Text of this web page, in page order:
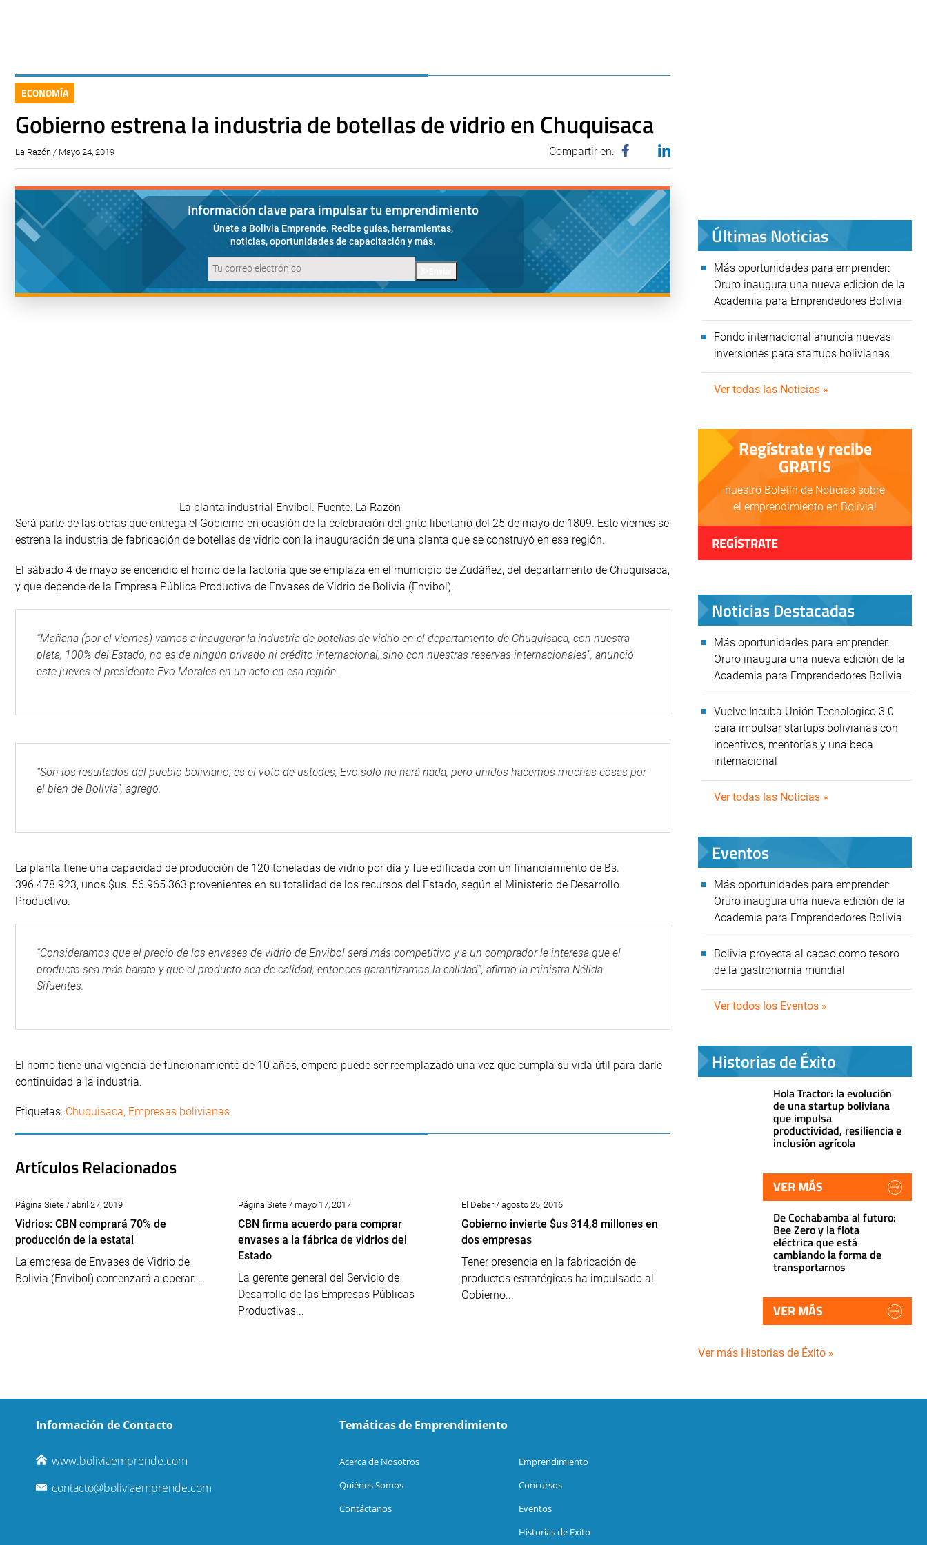
ECONOMÍA
Gobierno estrena la industria de botellas de vidrio en Chuquisaca
La Razón / Mayo 24, 2019 Compartir en:
Información clave para impulsar tu emprendimiento
Únete a Bolivia Emprende. Recibe guías, herramientas,
noticias, oportunidades de capacitación y más.
La planta industrial Envibol. Fuente: La Razón
Será parte de las obras que entrega el Gobierno en ocasión de la celebración del grito libertario del 25 de mayo de 1809. Este viernes se
estrena la industria de fabricación de botellas de vidrio con la inauguración de una planta que se construyó en esa región.
El sábado 4 de mayo se encendió el horno de la factoría que se emplaza en el municipio de Zudáñez, del departamento de Chuquisaca,
y que depende de la Empresa Pública Productiva de Envases de Vidrio de Bolivia (Envibol).
“Mañana (por el viernes) vamos a inaugurar la industria de botellas de vidrio en el departamento de Chuquisaca, con nuestra
plata, 100% del Estado, no es de ningún privado ni crédito internacional, sino con nuestras reservas internacionales”, anunció
este jueves el presidente Evo Morales en un acto en esa región.
“Son los resultados del pueblo boliviano, es el voto de ustedes, Evo solo no hará nada, pero unidos hacemos muchas cosas por
el bien de Bolivia”, agregó.
La planta tiene una capacidad de producción de 120 toneladas de vidrio por día y fue edificada con un financiamiento de Bs.
396.478.923, unos $us. 56.965.363 provenientes en su totalidad de los recursos del Estado, según el Ministerio de Desarrollo
Productivo.
“Consideramos que el precio de los envases de vidrio de Envibol será más competitivo y a un comprador le interesa que el
producto sea más barato y que el producto sea de calidad, entonces garantizamos la calidad”, afirmó la ministra Nélida
Sifuentes.
El horno tiene una vigencia de funcionamiento de 10 años, empero puede ser reemplazado una vez que cumpla su vida útil para darle
continuidad a la industria.
Etiquetas: Chuquisaca, Empresas bolivianas
Artículos Relacionados
Página Siete / abril 27, 2019
Vidrios: CBN comprará 70% de
producción de la estatal
La empresa de Envases de Vidrio de
Bolivia (Envibol) comenzará a operar...
Página Siete / mayo 17, 2017
CBN firma acuerdo para comprar
envases a la fábrica de vidrios del
Estado
La gerente general del Servicio de
Desarrollo de las Empresas Públicas
Productivas...
El Deber / agosto 25, 2016
Gobierno invierte $us 314,8 millones en
dos empresas
Tener presencia en la fabricación de
productos estratégicos ha impulsado al
Gobierno...
Últimas Noticias
Más oportunidades para emprender:
Oruro inaugura una nueva edición de la
Academia para Emprendedores Bolivia
Fondo internacional anuncia nuevas
inversiones para startups bolivianas
Ver todas las Noticias »
Regístrate y recibe
GRATIS
nuestro Boletín de Noticias sobre
el emprendimiento en Bolivia!
REGÍSTRATE
Noticias Destacadas
Más oportunidades para emprender:
Oruro inaugura una nueva edición de la
Academia para Emprendedores Bolivia
Vuelve Incuba Unión Tecnológico 3.0
para impulsar startups bolivianas con
incentivos, mentorías y una beca
internacional
Ver todas las Noticias »
Eventos
Más oportunidades para emprender:
Oruro inaugura una nueva edición de la
Academia para Emprendedores Bolivia
Bolivia proyecta al cacao como tesoro
de la gastronomía mundial
Ver todos los Eventos »
Historias de Éxito
Hola Tractor: la evolución
de una startup boliviana
que impulsa
productividad, resiliencia e
inclusión agrícola
VER MÁS
De Cochabamba al futuro:
Bee Zero y la flota
eléctrica que está
cambiando la forma de
transportarnos
VER MÁS
Ver más Historias de Éxito »
Información de Contacto
www.boliviaemprende.com
contacto@boliviaemprende.com
Temáticas de Emprendimiento
Acerca de Nosotros
Quiénes Somos
Contáctanos
Emprendimiento
Concursos
Eventos
Historias de Exíto